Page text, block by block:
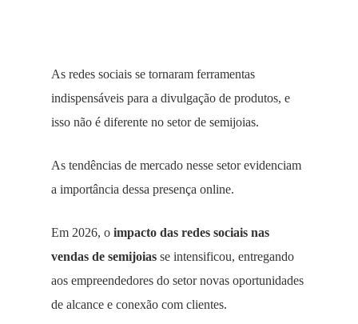
As redes sociais se tornaram ferramentas
indispensáveis para a divulgação de produtos, e
isso não é diferente no setor de semijoias.
As tendências de mercado nesse setor evidenciam
a importância dessa presença online.
Em 2026, o impacto das redes sociais nas
vendas de semijoias se intensificou, entregando
aos empreendedores do setor novas oportunidades
de alcance e conexão com clientes.